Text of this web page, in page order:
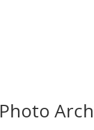
Photo